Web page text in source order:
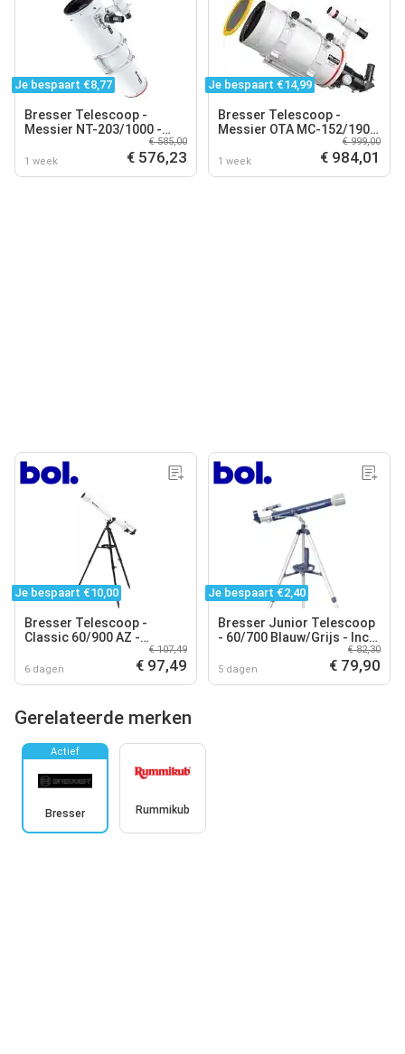
Je bespaart €8,77
Bresser Telescoop -
Messier NT-203/1000 -
Astrofotografie
1 week
€ 585,00
€ 576,23
Je bespaart €14,99
Bresser Telescoop -
Messier OTA MC-152/1900
HEXAFOC - Optische Buis
1 week
€ 999,00
€ 984,01
Je bespaart €10,00
Bresser Telescoop -
Classic 60/900 AZ -
Azimutale Montering en
6 dagen
€ 107,49
€ 97,49
Je bespaart €2,40
Bresser Junior Telescoop
- 60/700 Blauw/Grijs - Incl.
Geschikt voor Kinderen
5 dagen
€ 82,30
€ 79,90
Gerelateerde merken
Actief
Bresser Rummikub